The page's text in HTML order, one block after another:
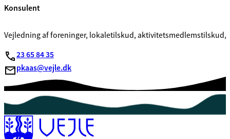
Konsulent
Vejledning af foreninger, lokaletilskud, aktivitetsmedlemstilskud,
23 65 84 35
pkaas@vejle.dk